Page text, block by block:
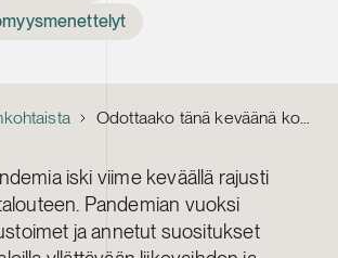
Odottaako tänä keväänä konkurssipandemia?
iski viime keväällä rajusti
Pandemian vuoksi
ja annetut suositukset